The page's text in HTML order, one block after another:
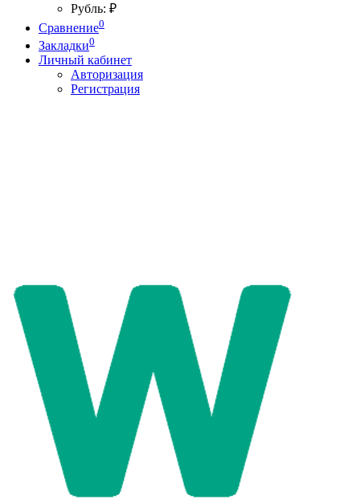
Рубль: ₽
Сравнение0
Закладки0
Личный кабинет
Авторизация
Регистрация